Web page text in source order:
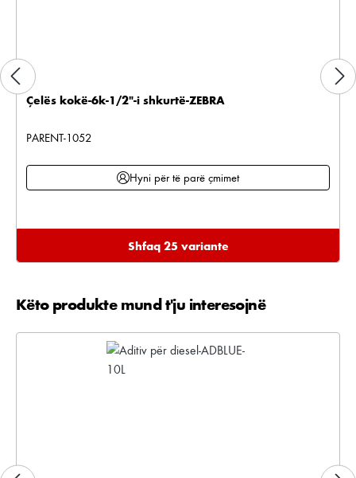
Çelës kokë-6k-1/2"-i shkurtë-ZEBRA
PARENT-1052
Hyni për të parë çmimet
Shfaq 25 variante
Kalo galerinë e produktit
Këto produkte mund t'ju interesojnë